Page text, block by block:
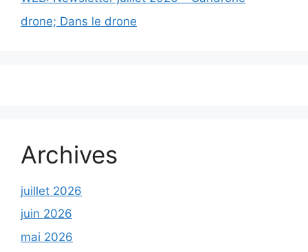
drone; Dans le drone
Archives
juillet 2026
juin 2026
mai 2026